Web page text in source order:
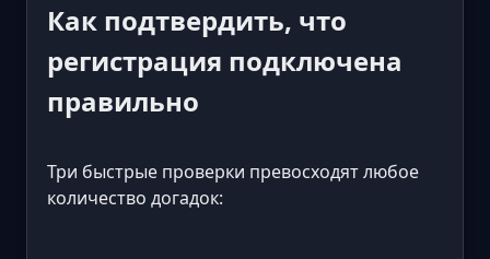
Как подтвердить, что
регистрация подключена
правильно
Три быстрые проверки превосходят любое
количество догадок: